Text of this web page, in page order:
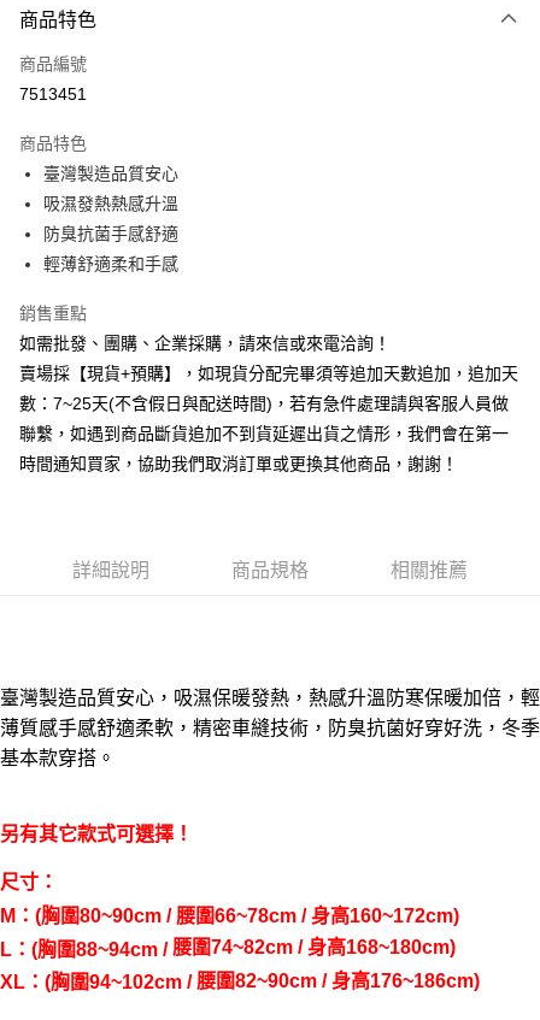
信用卡一次付款
信用卡分期付款
合作金庫商業銀行
華南商業銀行
上海商業儲蓄銀行
國泰世華商業銀行
臺灣中小企業銀行
聯邦商業銀行
元大商業銀行
永豐商業銀行
台新國際商業銀行
中國信託商業銀行
台灣樂天信用卡公司
6 期 0 利率 每期
華南商業銀行
上海商業儲蓄銀行
國泰世華商業銀行
匯豐（台灣）商業銀行
聯邦商業銀行
遠東國際商業銀行
元大商業銀行
永豐商業銀行
玉山商業銀行
星展（台灣）商業銀行
台新國際商業銀行
台灣樂天信用卡公司
12 期 0 利率 每期
合作金庫商業銀行
上海商業儲蓄銀行
國泰世華商業銀行
臺灣中小企業銀行
匯豐（台灣）商業銀行
華泰商業銀行
聯邦商業銀行
遠東國際商業銀行
元大商業銀行
永豐商業銀行
玉山商業銀行
星展（台灣）商業銀行
台新國際商業銀行
中國信託商業銀行
超商取貨付款
LINE Pay
Apple Pay
街口支付
悠遊付
全盈+PAY
【關於「AFTEE先享後付」】
AFTEE先享後付是「在收到商品之後才付款」的支付方式。 讓您購物簡單
【「AFTEE先享後付」結帳流程】
１．於結帳方式選擇「AFTEE先享後付」後，將跳轉至「AFTEE先享後付」
結帳頁面，進行簡訊認證並確認金額後，即可完成結帳。
※ 請注意：結帳手續完成當下不需立刻繳費，但若您需要取消訂單，請聯絡
後付繳納相關費用。
※ 交易是否成功請以「AFTEE先享後付 」之結帳頁面顯示為準，若有關於
是否繳費成功／繳費後需取消欲退款等相關疑問，請聯繫「AFTEE先享後付
客戶支援中心」https://netprotections.freshdesk.com/support/home
【注意事項】
ATM付款
全家取貨付款三天後到
每筆NT$60，滿NT$490(含以上)免運費
每筆NT$100，滿NT$1,000(含以上)免運費
7-11取貨付款三天
每筆NT$60，滿NT$490(含以上)免運費
7-11離島取貨付款
每筆NT$100，滿NT$1,000(含以上)免運費
商品特色
商品編號
7513451
商品特色
臺灣製造品質安心
吸濕發熱熱感升溫
防臭抗菌手感舒適
輕薄舒適柔和手感
銷售重點
如需批發、團購、企業採購，請來信或來電洽詢！
賣場採【現貨+預購】，如現貨分配完畢須等追加天數追加，追加天
數：7~25天(不含假日與配送時間)，若有急件處理請與客服人員做
聯繫，如遇到商品斷貨追加不到貨延遲出貨之情形，我們會在第一
時間通知買家，協助我們取消訂單或更換其他商品，謝謝！
詳細說明 商品規格 相關推薦
臺灣製造品質安心，吸濕保暖發熱，熱感升溫防寒保暖加倍，輕
薄質感手感舒適柔軟，精密車縫技術，防臭抗菌好穿好洗，冬季
基本款穿搭。
另有其它款式可選擇！
尺寸：
M：(胸圍80~90cm / 腰圍66~78cm / 身高160~172cm)
L：(胸圍88~94cm /腰圍74~82cm / 身高168~180cm)
XL：(胸圍94~102cm / 腰圍82~90cm / 身高176~186cm)